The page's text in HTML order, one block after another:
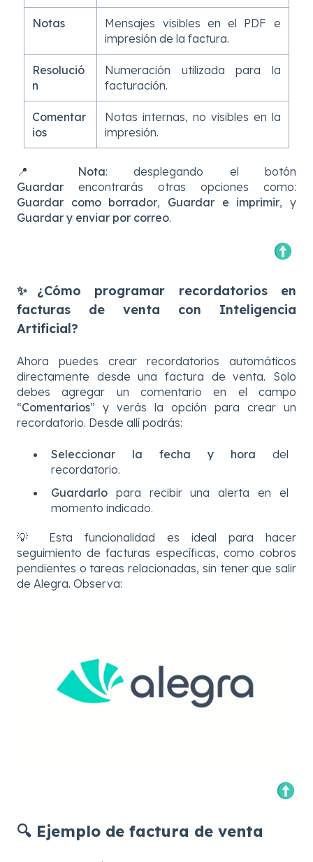
Notas
Mensajes visibles en el PDF e
impresión de la factura.
Resolució
n
Numeración utilizada para la
facturación.
Comentar
ios
Notas internas, no visibles en la
impresión.
📍 Nota: desplegando el botón
Guardar
encontrarás otras opciones como:
Guardar como borrador, Guardar e imprimir, y
Guardar y enviar por correo.
✨¿Cómo programar recordatorios en
facturas de venta con Inteligencia
Artificial?
Ahora puedes crear recordatorios automáticos
directamente desde una factura de venta. Solo
debes agregar un comentario en el campo
“Comentarios” y verás la opción para crear un
recordatorio. Desde allí podrás:
Seleccionar la fecha y hora del
recordatorio.
Guardarlo para recibir una alerta en el
momento indicado.
💡 Esta funcionalidad es ideal para hacer
seguimiento de facturas específicas, como cobros
pendientes o tareas relacionadas, sin tener que salir
de Alegra. Observa:
🔍 Ejemplo de factura de venta